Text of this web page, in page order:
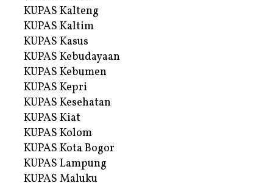
KUPAS Kalteng
KUPAS Kaltim
KUPAS Kasus
KUPAS Kebudayaan
KUPAS Kebumen
KUPAS Kepri
KUPAS Kesehatan
KUPAS Kiat
KUPAS Kolom
KUPAS Kota Bogor
KUPAS Lampung
KUPAS Maluku